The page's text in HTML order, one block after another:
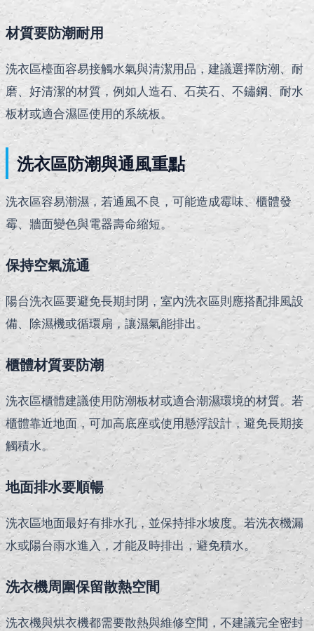
材質要防潮耐用
洗衣區檯面容易接觸水氣與清潔用品，建議選擇防潮、耐
磨、好清潔的材質，例如人造石、石英石、不鏽鋼、耐水
板材或適合濕區使用的系統板。
洗衣區防潮與通風重點
洗衣區容易潮濕，若通風不良，可能造成霉味、櫃體發
霉、牆面變色與電器壽命縮短。
保持空氣流通
陽台洗衣區要避免長期封閉，室內洗衣區則應搭配排風設
備、除濕機或循環扇，讓濕氣能排出。
櫃體材質要防潮
洗衣區櫃體建議使用防潮板材或適合潮濕環境的材質。若
櫃體靠近地面，可加高底座或使用懸浮設計，避免長期接
觸積水。
地面排水要順暢
洗衣區地面最好有排水孔，並保持排水坡度。若洗衣機漏
水或陽台雨水進入，才能及時排出，避免積水。
洗衣機周圍保留散熱空間
洗衣機與烘衣機都需要散熱與維修空間，不建議完全密封